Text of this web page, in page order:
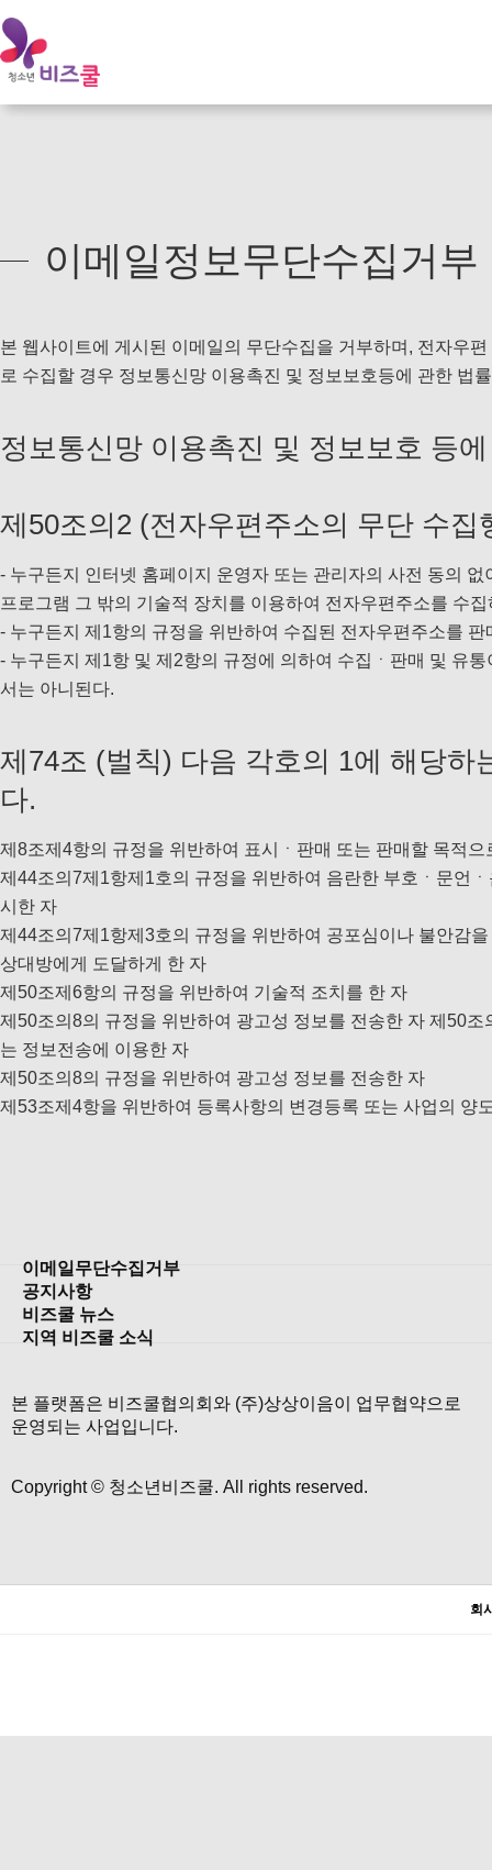
온라인 비즈쿨
이메일정보무단수집거부
본 웹사이트에 게시된 이메일의 무단수집을 거부하며, 전자우
로 수집할 경우 정보통신망 이용촉진 및 정보보호등에 관한 법
정보통신망 이용촉진 및 정보보호 등
제50조의2 (전자우편주소의 무단 수집
- 누구든지 인터넷 홈페이지 운영자 또는 관리자의 사전 동의
프로그램 그 밖의 기술적 장치를 이용하여 전자우편주소를 수
- 누구든지 제1항의 규정을 위반하여 수집된 전자우편주소를
- 누구든지 제1항 및 제2항의 규정에 의하여 수집ㆍ판매 및 유
서는 아니된다.
제74조 (벌칙) 다음 각호의 1에 해당
다.
제8조제4항의 규정을 위반하여 표시ㆍ판매 또는 판매할 목적으
제44조의7제1항제1호의 규정을 위반하여 음란한 부호ㆍ문언
시한 자
제44조의7제1항제3호의 규정을 위반하여 공포심이나 불안감
상대방에게 도달하게 한 자
제50조제6항의 규정을 위반하여 기술적 조치를 한 자
제50조의8의 규정을 위반하여 광고성 정보를 전송한 자 제50
는 정보전송에 이용한 자
제50조의8의 규정을 위반하여 광고성 정보를 전송한 자
제53조제4항을 위반하여 등록사항의 변경등록 또는 사업의 양
이메일무단수집거부
공지사항
비즈쿨 뉴스
지역 비즈쿨 소식
본 플랫폼은 비즈쿨협의회와 (주)상상이음이 업무협약으로
운영되는 사업입니다.
Copyright © 청소년비즈쿨. All rights reserved.
회